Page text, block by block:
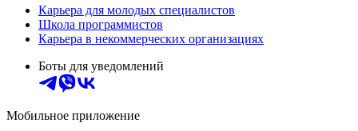
Карьера для молодых специалистов
Школа программистов
Карьера в некоммерческих организациях
Боты для уведомлений
Мобильное приложение